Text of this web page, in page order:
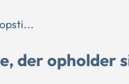
der opholder